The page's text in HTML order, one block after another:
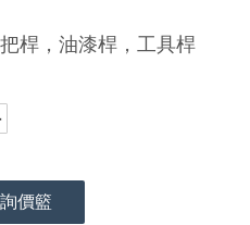
桿，油漆桿，工具桿
價籃